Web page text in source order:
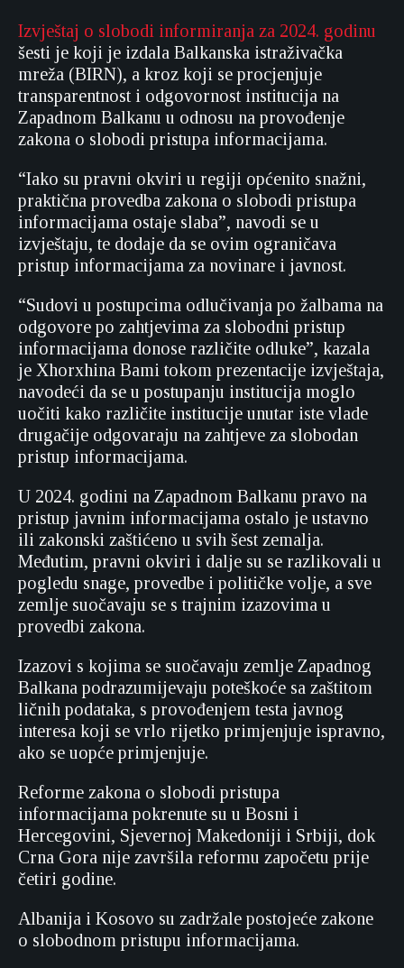
Izvještaj o slobodi informiranja za 2024. godinu
šesti je koji je izdala Balkanska istraživačka
mreža (BIRN), a kroz koji se procjenjuje
transparentnost i odgovornost institucija na
Zapadnom Balkanu u odnosu na provođenje
zakona o slobodi pristupa informacijama.
“Iako su pravni okviri u regiji općenito snažni,
praktična provedba zakona o slobodi pristupa
informacijama ostaje slaba”, navodi se u
izvještaju, te dodaje da se ovim ograničava
pristup informacijama za novinare i javnost.
“Sudovi u postupcima odlučivanja po žalbama na
odgovore po zahtjevima za slobodni pristup
informacijama donose različite odluke”, kazala
je Xhorxhina Bami tokom prezentacije izvještaja,
navodeći da se u postupanju institucija moglo
uočiti kako različite institucije unutar iste vlade
drugačije odgovaraju na zahtjeve za slobodan
pristup informacijama.
U 2024. godini na Zapadnom Balkanu pravo na
pristup javnim informacijama ostalo je ustavno
ili zakonski zaštićeno u svih šest zemalja.
Međutim, pravni okviri i dalje su se razlikovali u
pogledu snage, provedbe i političke volje, a sve
zemlje suočavaju se s trajnim izazovima u
provedbi zakona.
Izazovi s kojima se suočavaju zemlje Zapadnog
Balkana podrazumijevaju poteškoće sa zaštitom
ličnih podataka, s provođenjem testa javnog
interesa koji se vrlo rijetko primjenjuje ispravno,
ako se uopće primjenjuje.
Reforme zakona o slobodi pristupa
informacijama pokrenute su u Bosni i
Hercegovini, Sjevernoj Makedoniji i Srbiji, dok
Crna Gora nije završila reformu započetu prije
četiri godine.
Albanija i Kosovo su zadržale postojeće zakone
o slobodnom pristupu informacijama.